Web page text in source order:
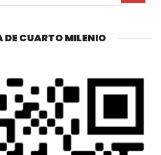
DE CUARTO MILENIO